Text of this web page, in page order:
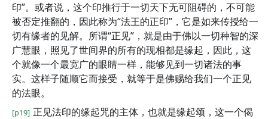
印”。或者说，这个印推行于一切天下无可阻碍的，不可能
被否定推翻的，因此称为“法王的正印”，它是如来传授给一
切有缘者的见解。所谓“正见”，就是由于佛以一切种智的深
广慧眼，照见了世间界的所有的现相都是缘起，因此，这
个就像一个最宽广的眼睛一样，能够见到一切诸法的事
实。这样子随顺它而接受，就等于是佛赐给我们一个正见
的法眼。
[p19] 正见法印的缘起咒的主体，也就是缘起颂，这一个偈